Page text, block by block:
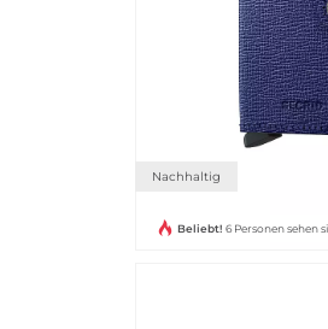
Nachhaltig
Beliebt! 6 Personen sehen